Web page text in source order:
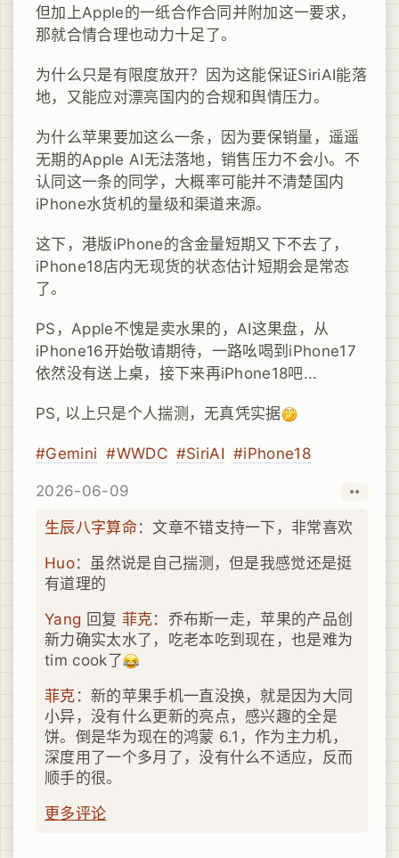
但加上Apple的一纸合作合同并附加这一要求，
那就合情合理也动力十足了。
为什么只是有限度放开？因为这能保证SiriAI能落
地，又能应对漂亮国内的合规和舆情压力。
为什么苹果要加这么一条，因为要保销量，遥遥
无期的Apple AI无法落地，销售压力不会小。不
认同这一条的同学，大概率可能并不清楚国内
iPhone水货机的量级和渠道来源。
这下，港版iPhone的含金量短期又下不去了，
iPhone18店内无现货的状态估计短期会是常态
了。
PS，Apple不愧是卖水果的，AI这果盘，从
iPhone16开始敬请期待，一路吆喝到iPhone17
依然没有送上桌，接下来再iPhone18吧...
PS, 以上只是个人揣测，无真凭实据
#Gemini #WWDC #SiriAI #iPhone18
2026-06-09
生辰八字算命：文章不错支持一下，非常喜欢
Huo：虽然说是自己揣测，但是我感觉还是挺
有道理的
Yang 回复 菲克：乔布斯一走，苹果的产品创
新力确实太水了，吃老本吃到现在，也是难为
tim cook了
菲克 ：新的苹果手机一直没换，就是因为大同
小异，没有什么更新的亮点，感兴趣的全是
饼。倒是华为现在的鸿蒙 6.1，作为主力机，
深度用了一个多月了，没有什么不适应，反而
顺手的很。
更多评论